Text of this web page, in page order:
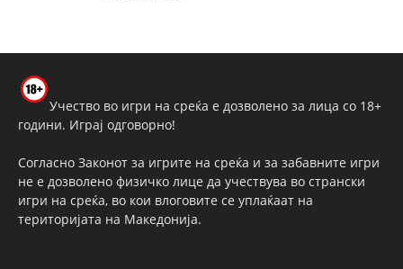
Учество во игри на среќа е дозволено за лица со 18+
години. Играј одговорно!
Согласно Законот за игрите на среќа и за забавните игри
не е дозволено физичко лице да учествува во странски
игри на среќа, во кои влоговите се уплаќаат на
територијата на Македонија.